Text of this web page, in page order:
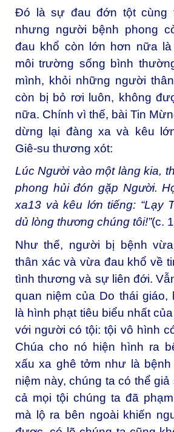
Đó là sự đau đớn tột cùng
nhưng người bệnh phong
đau khổ còn lớn hơn nữa
môi trường sống bình
mình, khỏi những người
còn bị bỏ rơi luôn, không
nữa. Chính vì thế, bài Tin
dừng lại đàng xa và kêu
Giê-su thương xót:
Lúc Người vào một làng kia,
phong hủi đón gặp Người.
xa13 và kêu lớn tiếng: “Lạy
dủ lòng thương chúng tôi!”(c.
Như thế, người bị bệnh
thân xác và vừa đau khổ về
tình thương và sự liên đới.
quan niệm của Do thái giáo,
là hình phạt tiêu biểu nhất
với người có tội: tội vô hình
Chúa cho nó hiện hình ra
xấu xa ghê tởm như là bệnh
niệm này, chúng ta có thể
cả mọi tội chúng ta đã
mà lộ ra bên ngoài khiến